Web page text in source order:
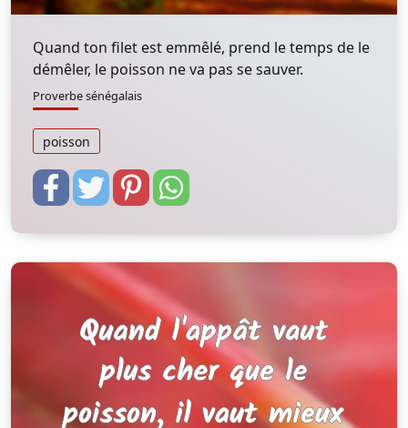
Quand ton filet est emmêlé, prend le temps de le
démêler, le poisson ne va pas se sauver.
Proverbe sénégalais
poisson